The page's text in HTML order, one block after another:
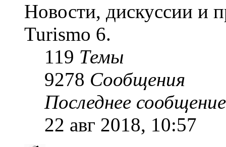
Новости, дискуссии и
Turismo 6.
119 Темы
9278 Сообщения
Последнее сообщение
22 авг 2018, 10:57